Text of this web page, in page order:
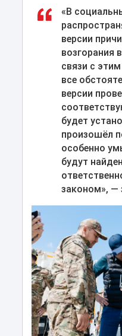
«В
версии
возгорания
связи с
все
версии
будет
произошёл
особенно
будут
законом», —